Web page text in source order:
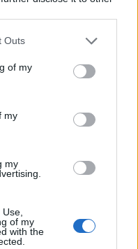
Outs
of my
my
my
of my
with the
διεθνή σειρά δεικτών
Επιδαύρου άνοιξε τις
ΚΑΤΗΓΟΡΊΑ